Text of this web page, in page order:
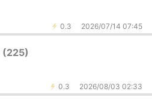
0.3 2026/07/14 07:45
(225)
0.3 2026/08/03 02:33